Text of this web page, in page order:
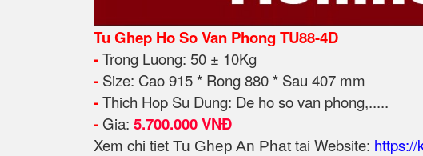
Tu Ghep Ho So Van Phong TU88-4D
-Trong Luong: 50 ± 10Kg
- Size: Cao 915 * Rong 880 * Sau 407 mm
-Thich Hop Su Dung: De ho so van phong,.....
- Gia: 5.700.000 VNĐ
Xem chi tiet Tu Ghep An Phat tai Website: https://